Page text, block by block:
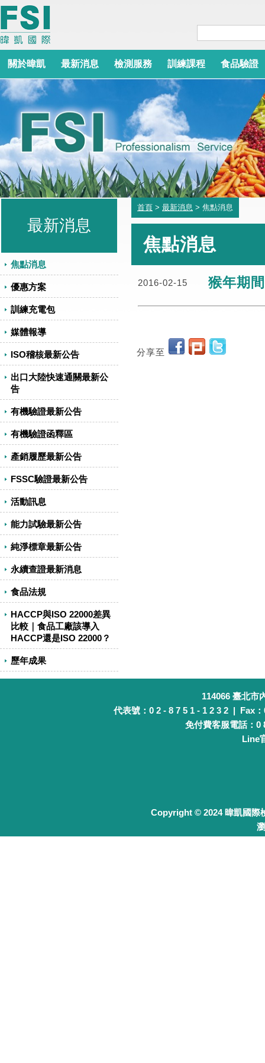
關於暐凱 最新消息 檢測服務 訓練課程 食品驗證
最新消息
焦點消息
優惠方案
訓練充電包
媒體報導
ISO稽核最新公告
出口大陸快速通關最新公
告
有機驗證最新公告
有機驗證函釋區
產銷履歷最新公告
FSSC驗證最新公告
活動訊息
能力試驗最新公告
純淨標章最新公告
永續查證最新消息
食品法規
HACCP與ISO 22000差異
比較｜食品工廠該導入
HACCP還是ISO 22000？
歷年成果
首頁 > 最新消息 > 焦點消息
焦點消息
2016-02-15 猴年期
分享至
114066 臺北市
代表號：0 2 - 8 7 5 1 - 1 2 3 2 | Fax
免付費客服電話：0
Line
Copyright © 2024 暐凱國際